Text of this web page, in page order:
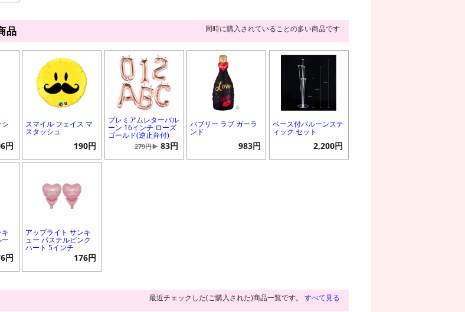
品 同時に購入されていることの多い商品です
円
スマイル フェイス マ
スタッシュ
190円
プレミアムレターバル
ーン 16インチ ローズ
ゴールド(逆止弁付)
279円▶ 83円
バブリー ラブ ガーラ
ンド
983円
ベース付バルーンステ
ィック セット
2,200円
円
アップライト サンキ
ュー パステルピンク
ハート 5インチ
176円
最近チェックした(ご購入された)商品一覧です。 すべて見る